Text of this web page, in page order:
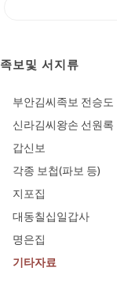
족보및 서지류
부안김씨족보 전승도
신라김씨왕손 선원록
갑신보
각종 보첩(파보 등)
지포집
대동칠십일갑사
명은집
기타자료